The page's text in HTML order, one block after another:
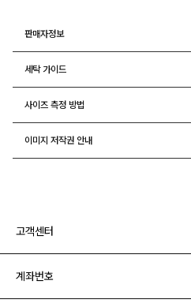
판매자정보
세탁 가이드
사이즈 측정 방법
이미지 저작권 안내
고객센터
계좌번호